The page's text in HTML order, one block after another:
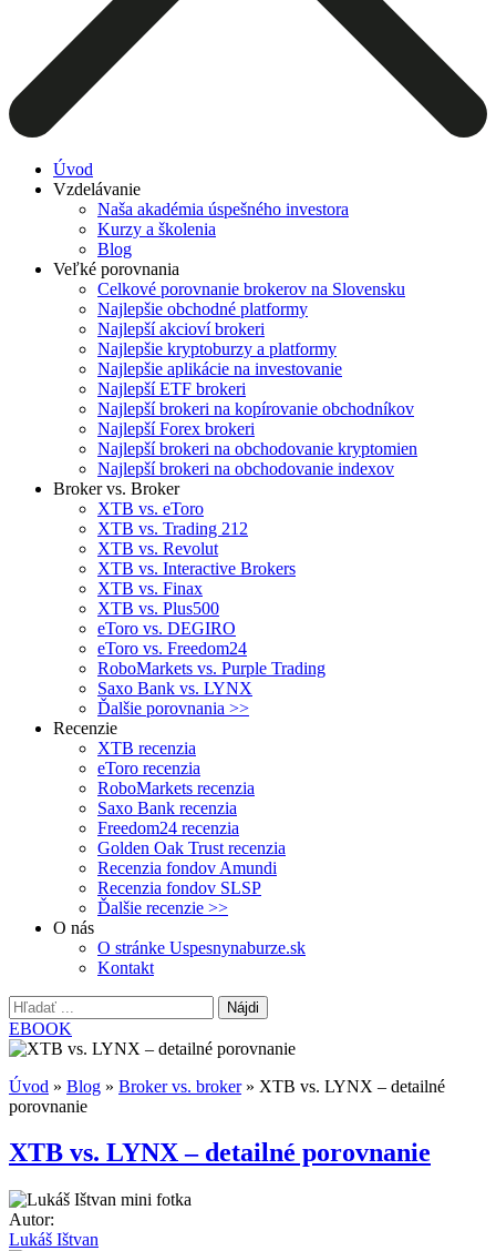
Úvod
Vzdelávanie
Naša akadémia úspešného investora
Kurzy a školenia
Blog
Veľké porovnania
Celkové porovnanie brokerov na Slovensku
Najlepšie obchodné platformy
Najlepší akcioví brokeri
Najlepšie kryptoburzy a platformy
Najlepšie aplikácie na investovanie
Najlepší ETF brokeri
Najlepší brokeri na kopírovanie obchodníkov
Najlepší Forex brokeri
Najlepší brokeri na obchodovanie kryptomien
Najlepší brokeri na obchodovanie indexov
Broker vs. Broker
XTB vs. eToro
XTB vs. Trading 212
XTB vs. Revolut
XTB vs. Interactive Brokers
XTB vs. Finax
XTB vs. Plus500
eToro vs. DEGIRO
eToro vs. Freedom24
RoboMarkets vs. Purple Trading
Saxo Bank vs. LYNX
Ďalšie porovnania >>
Recenzie
XTB recenzia
eToro recenzia
RoboMarkets recenzia
Saxo Bank recenzia
Freedom24 recenzia
Golden Oak Trust recenzia
Recenzia fondov Amundi
Recenzia fondov SLSP
Ďalšie recenzie >>
O nás
O stránke Uspesnynaburze.sk
Kontakt
Hľadať:
EBOOK
Úvod » Blog » Broker vs. broker» XTB vs. LYNX – detailné
porovnanie
XTB vs. LYNX – detailné porovnanie
Autor:
Lukáš Ištvan